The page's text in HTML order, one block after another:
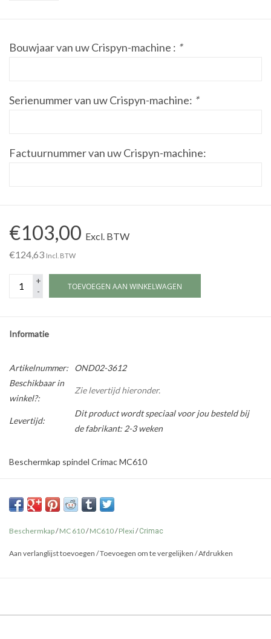
Cadeaubonnen &
Bouwjaar van uw Crispyn-machine : *
Serienummer van uw Crispyn-machine: *
Factuurnummer van uw Crispyn-machine:
€103,00 Excl. BTW
€124,63 Incl. BTW
+
-
TOEVOEGEN AAN WINKELWAGEN
Informatie
Artikelnummer:
OND02-3612
Beschikbaar in
winkel?:
Zie levertijd hieronder.
Levertijd:
Dit product wordt speciaal voor jou besteld bij
de fabrikant: 2-3 weken
Beschermkap spindel Crimac MC610
Beschermkap/MC 610/MC610/Plexi/Crimac
Aan verlanglijst toevoegen /Toevoegen om te vergelijken /Afdrukken